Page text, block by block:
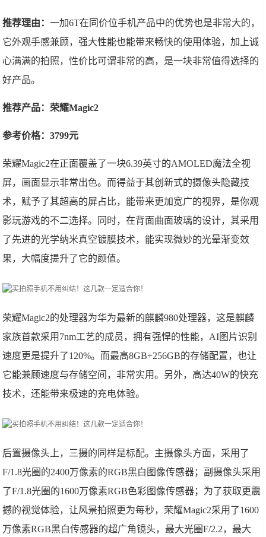
推荐理由：一加6T在同价位手机产品中的优势也是非常大的，
它外观手感兼顾，强大性能也能带来畅快的使用体验，加上诚
心满满的拍照，性价比可谓非常的高，是一块非常值得选择的
好产品。
推荐产品：荣耀Magic2
参考价格：3799元
荣耀Magic2在正面覆盖了一块6.39英寸的AMOLED魔法全视
屏，画面显示非常出色。而得益于其创新式的摄像头隐藏技
术，赋予了其超高的屏占比，能带来更加宽广的视界，是你观
影玩游戏的不二选择。同时，在背面曲面玻璃的设计，其采用
了先进的光学纳米真空镀膜技术，能实现微妙的光晕渐变效
果，大幅度提升了它的颜值。
荣耀Magic2的处理器为华为最新的麒麟980处理器，这是麒麟
家族首款采用7nm工艺的成员，拥有强悍的性能，AI图片识别
速度更是提升了120%。而最高8GB+256GB的存储配置，也让
它能兼顾速度与存储空间，非常实用。另外，高达40W的快充
技术，还能带来极速的充电体验。
后置摄像头上，三摄的同样是标配。主摄像头方面，采用了
F/1.8光圈的2400万像素的RGB黑白图像传感器；副摄像头采用
了F/1.8光圈的1600万像素RGB色彩图像传感器；为了获取更震
撼的视觉体验，让风景拍照更为每秒，荣耀Magic2采用了1600
万像素RGB黑白传感器的超广角镜头，最大光圈F/2.2，最大